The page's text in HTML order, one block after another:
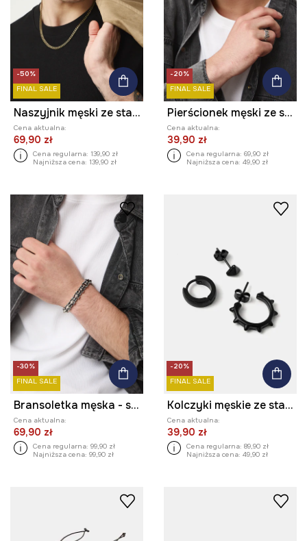
-50%
FINAL SALE
Naszyjnik męski ze stali nierdzewnej
Cena aktualna:
69,90 zł
Cena regularna: 139,90 zł
Najniższa cena: 139,90 zł
-20%
FINAL SALE
Pierścionek męski ze stali nierdzewnej
Cena aktualna:
39,90 zł
Cena regularna: 69,90 zł
Najniższa cena: 49,90 zł
-30%
FINAL SALE
Bransoletka męska - smok
Cena aktualna:
69,90 zł
Cena regularna: 99,90 zł
Najniższa cena: 99,90 zł
-20%
FINAL SALE
Kolczyki męskie ze stali nierdzewnej (3-pack)
Cena aktualna:
39,90 zł
Cena regularna: 89,90 zł
Najniższa cena: 49,90 zł